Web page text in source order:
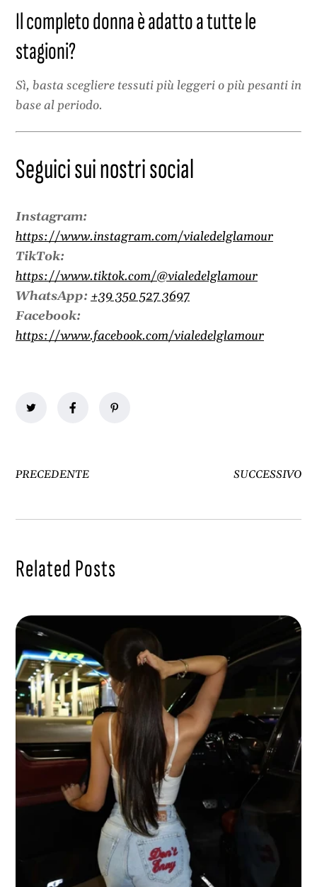
Il completo donna è adatto a tutte le
stagioni?
Sì, basta scegliere tessuti più leggeri o più pesanti in
base al periodo.
Seguici sui nostri social
Instagram:
https://www.instagram.com/vialedelglamour
TikTok:
https://www.tiktok.com/@vialedelglamour
WhatsApp: +39 350 527 3697
Facebook:
https://www.facebook.com/vialedelglamour
PRECEDENTE SUCCESSIVO
Related Posts